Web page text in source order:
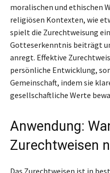
moralischen und ethischen
religiösen Kontexten, wie
spielt die Zurechtweisung
Gotteserkenntnis beiträgt
anregt. Effektive
persönliche Entwicklung,
Gemeinschaft, indem sie
gesellschaftliche Werte
Anwendung:
Zurechtweisen
Das Zurechtweisen ist in